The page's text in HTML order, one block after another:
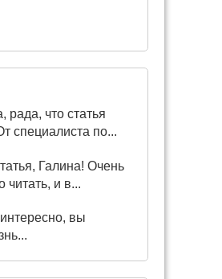
рада, что статья
специалиста по...
Галина! Очень
читать, и в...
вы